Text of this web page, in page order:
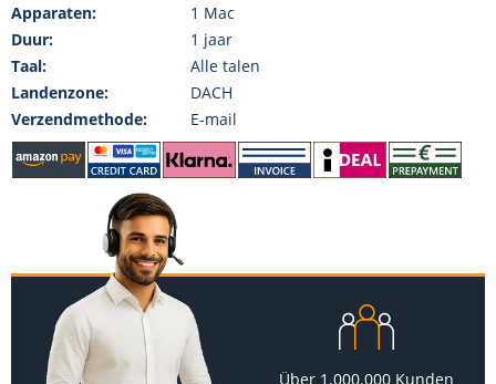
Apparaten:
1 Mac
Duur:
1 jaar
Taal:
Alle talen
Landenzone:
DACH
Verzendmethode:
E-mail
Über 1.000.000 Kunden